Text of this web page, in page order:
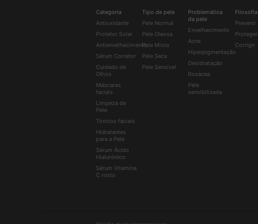
Categoria
Antioxidante
Protetor Solar
Antienvelhecimento
Sérum Corretor
Cuidado de
Olhos
Máscaras
faciais
Limpeza de
Pele
Tónicos faciais
Hidratantes
para a Pele
Sérum Ácido
Hialurónico
Sérum Vitamina
C rosto
Tipo de pele
Pele Normal
Pele Oleosa
Pele Mista
Pele Seca
Pele Sensível
Problemática
da pele
Envelhecimento
Acne
Hiperpigmentação
Desidratação
Rosácea
Pele
sensibilizada
Filosofia
Prevenir
Proteger
Corrigir